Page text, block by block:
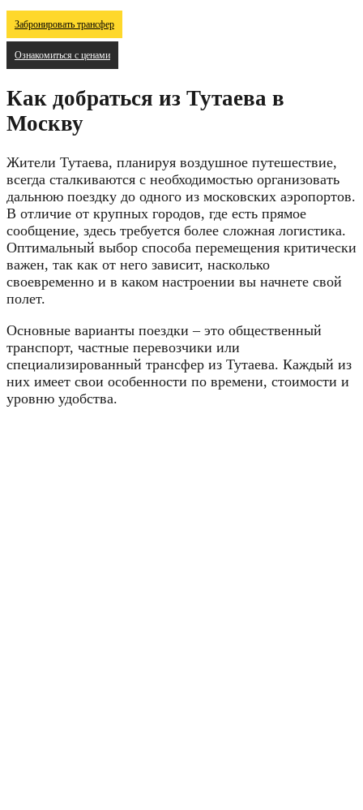
Забронировать трансфер
Ознакомиться с ценами
Как добраться из Тутаева в
Москву
Жители Тутаева, планируя воздушное путешествие,
всегда сталкиваются с необходимостью организовать
дальнюю поездку до одного из московских аэропортов.
В отличие от крупных городов, где есть прямое
сообщение, здесь требуется более сложная логистика.
Оптимальный выбор способа перемещения критически
важен, так как от него зависит, насколько
своевременно и в каком настроении вы начнете свой
полет.
Основные варианты поездки – это общественный
транспорт, частные перевозчики или
специализированный трансфер из Тутаева. Каждый из
них имеет свои особенности по времени, стоимости и
уровню удобства.